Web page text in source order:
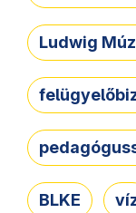
Ludwig
BLKE